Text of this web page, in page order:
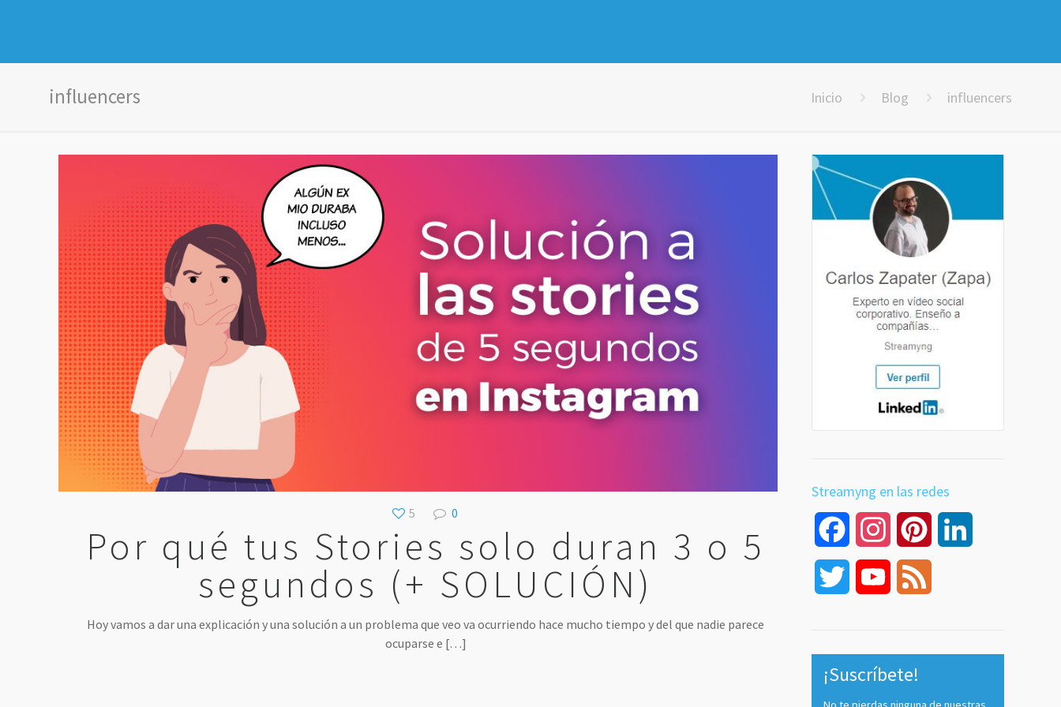
influencers Inicio Blog influencers
5 0
Por qué tus Stories solo duran 3 o 5
segundos (+ SOLUCIÓN)
Hoy vamos a dar una explicación y una solución a un problema que veo va ocurriendo hace mucho tiempo y del que nadie parece
ocuparse e […]
Streamyng en las redes
Facebook InstagramPinterest
Twitter YouTube
¡Suscríbete!